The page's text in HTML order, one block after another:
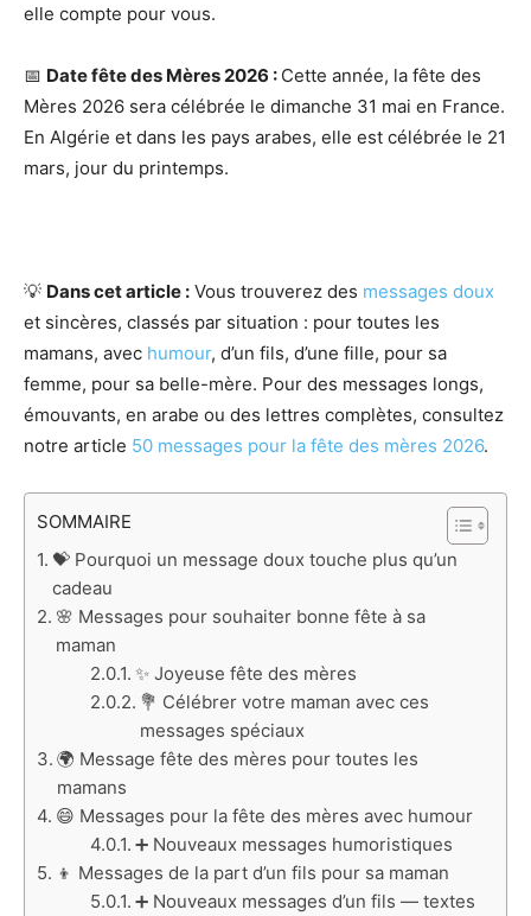
elle compte pour vous.
📅 Date fête des Mères 2026 : Cette année, la fête des
Mères 2026 sera célébrée le dimanche 31 mai en France.
En Algérie et dans les pays arabes, elle est célébrée le 21
mars, jour du printemps.
💡 Dans cet article : Vous trouverez des messages doux
et sincères, classés par situation : pour toutes les
mamans, avec humour, d’un fils, d’une fille, pour sa
femme, pour sa belle-mère. Pour des messages longs,
émouvants, en arabe ou des lettres complètes, consultez
notre article 50 messages pour la fête des mères 2026.
SOMMAIRE
💝 Pourquoi un message doux touche plus qu’un
cadeau
🌸 Messages pour souhaiter bonne fête à sa
maman
✨ Joyeuse fête des mères
💐 Célébrer votre maman avec ces
messages spéciaux
🌍 Message fête des mères pour toutes les
mamans
😄 Messages pour la fête des mères avec humour
➕ Nouveaux messages humoristiques
👦 Messages de la part d’un fils pour sa maman
➕ Nouveaux messages d’un fils — textes